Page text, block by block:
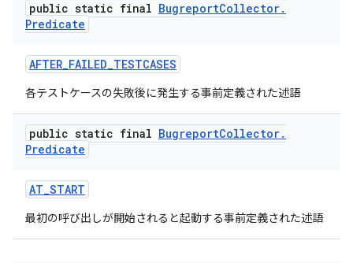
public static final BugreportCollector.
Predicate
AFTER_FAILED_TESTCASES
各テストケースの失敗後に発生する事前定義された述語
public static final BugreportCollector.
Predicate
AT_START
最初の呼び出しが開始されると起動する事前定義された述語